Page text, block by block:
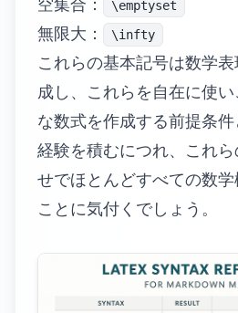
空集合： \emptyset
無限大： \infty
これらの基本記号は数学
成し、これらを自在に使
な数式を作成する前提条
経験を積むにつれ、これ
せでほとんどすべての数
ことに気付くでしょう。